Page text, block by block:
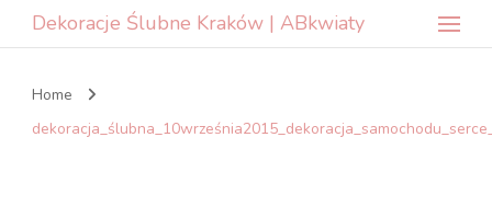
Dekoracje Ślubne Kraków | ABkwiaty
Home